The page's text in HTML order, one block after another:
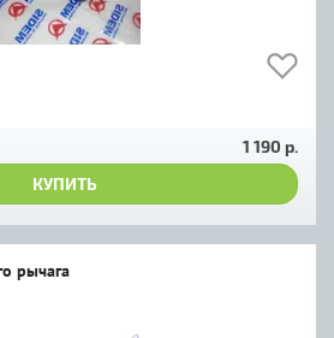
1 190 р.
КУПИТЬ
рычага